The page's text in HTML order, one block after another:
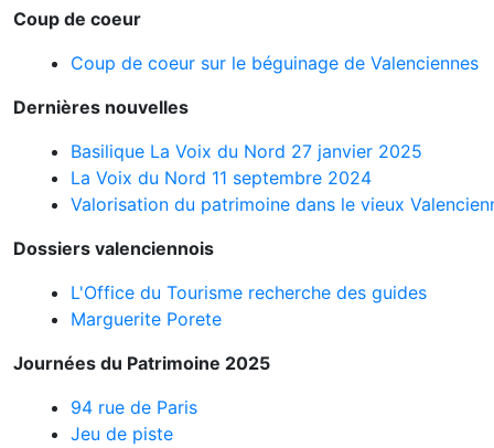
Coup de coeur
Coup de coeur sur le béguinage de Valenciennes
Dernières nouvelles
Basilique La Voix du Nord 27 janvier 2025
La Voix du Nord 11 septembre 2024
Valorisation du patrimoine dans le vieux
Dossiers valenciennois
L'Office du Tourisme recherche des guides
Marguerite Porete
Journées du Patrimoine 2025
94 rue de Paris
Jeu de piste